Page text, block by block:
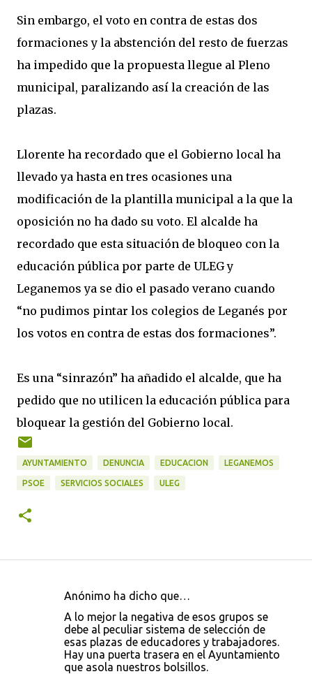
Sin embargo, el voto en contra de estas dos
formaciones y la abstención del resto de fuerzas
ha impedido que la propuesta llegue al Pleno
municipal, paralizando así la creación de las
plazas.
Llorente ha recordado que el Gobierno local ha
llevado ya hasta en tres ocasiones una
modificación de la plantilla municipal a la que la
oposición no ha dado su voto. El alcalde ha
recordado que esta situación de bloqueo con la
educación pública por parte de ULEG y
Leganemos ya se dio el pasado verano cuando
“no pudimos pintar los colegios de Leganés por
los votos en contra de estas dos formaciones”.
Es una “sinrazón” ha añadido el alcalde, que ha
pedido que no utilicen la educación pública para
bloquear la gestión del Gobierno local.
AYUNTAMIENTO DENUNCIA EDUCACION LEGANEMOS
PSOE SERVICIOS SOCIALES ULEG
Anónimo ha dicho que…
A lo mejor la negativa de esos grupos se
debe al peculiar sistema de selección de
esas plazas de educadores y trabajadores.
Hay una puerta trasera en el Ayuntamiento
que asola nuestros bolsillos.